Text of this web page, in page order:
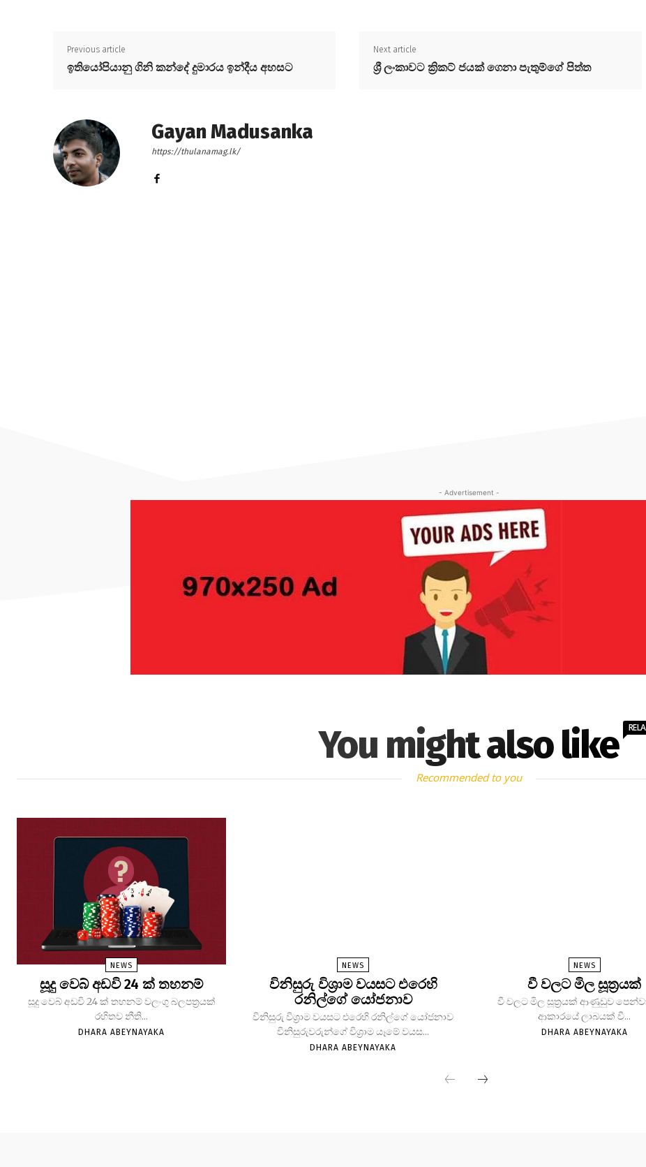
Previous article
ඉතියෝපියානු ගිනි කන්දේ දුමාරය ඉන්දීය අහසට
Next article
ශ්‍රී ලංකාවට ක්‍රිකට් ජයක් ගෙනා පැතුම්ගේ පිත්ත
Gayan Madusanka
https://thulanamag.lk/
- Advertisement -
You might also like
Recommended to you
NEWS
සූදු වෙබ් අඩවි 24 ක් තහනම්
සූදු වෙබ් අඩවි 24 ක් තහනම් වලංගු බලපත්‍රයක්
රහිතව නීති...
DHARA ABEYNAYAKA
NEWS
විනිසුරු විශ්‍රාම වයසට එරෙහි
රනිල්ගේ යෝජනාව
විනිසුරු විශ්‍රාම වයසට එරෙහි රනිල්ගේ යෝජනාව
විනිසුරුවරුන්ගේ විශ්‍රාම යෑමේ වයස...
DHARA ABEYNAYAKA
NEWS
වී වලට මිල සූත්‍රයක්
වී වලට මිල සූත්‍රයක් ආණුඩුව
ආකාරයේ ලාබයක් වී...
DHARA ABEYNAYAKA